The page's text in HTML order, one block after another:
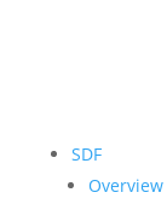
SDF
Overview